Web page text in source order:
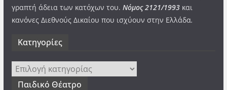
γραπτή άδεια των κατόχων του. Νόμος 2121/1993και
κανόνες Διεθνούς Δικαίου που ισχύουν στην Ελλάδα.
Kατηγορίες
Kατηγορίες
Παιδικό Θέατρο